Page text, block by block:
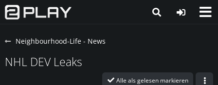
Neighbourhood-Life - News
NHL DEV Leaks
Alle als gelesen markieren